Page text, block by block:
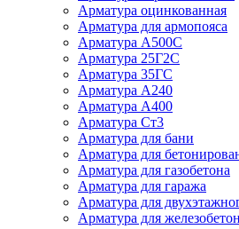
Арматура оцинкованная
Арматура для армопояса
Арматура A500С
Арматура 25Г2С
Арматура 35ГС
Арматура А240
Арматура А400
Арматура Ст3
Арматура для бани
Арматура для
Арматура для газобетона
Арматура для гаража
Арматура для
Арматура для